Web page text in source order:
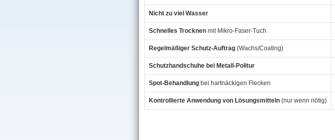
Nicht zu viel Wasser
Schnelles Trocknen mit Mikro‑Faser‑Tuch
Regelmäßiger Schutz‑Auftrag (Wachs/Coating)
Schutzhandschuhe bei Metall‑Politur
Spot‑Behandlung bei hartnäckigen Flecken
Kontrollierte Anwendung von Lösungsmitteln (nur wenn nötig)